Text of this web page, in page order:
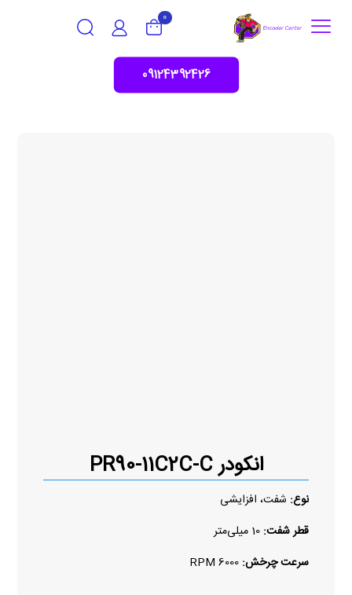
0
09124392426
انکودر PR90-11C2C-C
نوع: شفت، افزایشی
قطر شفت: 10 میلی‌متر
سرعت چرخش:6000 RPM